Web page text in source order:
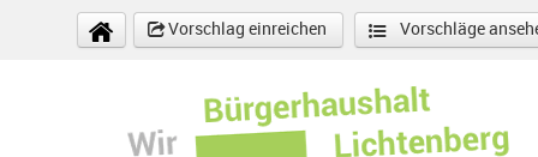
Direkt zum Inhalt
Vorschlag einreichen
Vorschläge